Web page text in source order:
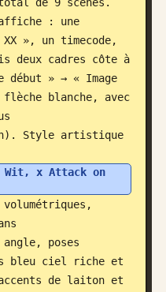
affiche : une
», un timecode,
deux cadres côte à
début » → « Image
blanche, avec
Style artistique
Wit, x Attack on
angle, poses
bleu ciel riche et
de laiton et